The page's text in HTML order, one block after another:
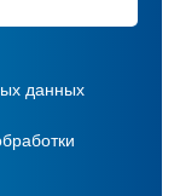
данных